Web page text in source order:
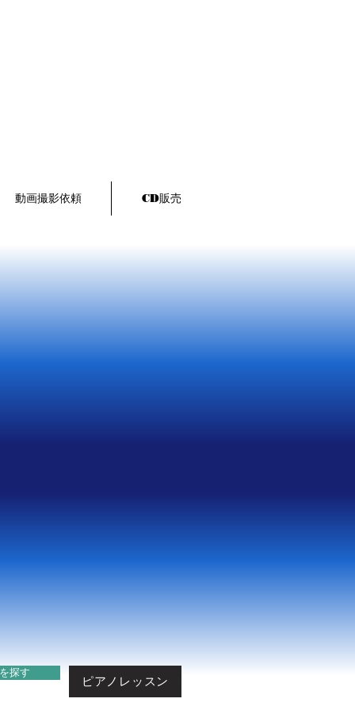
動画撮影依頼 CD販売
探す
ピアノレッスン